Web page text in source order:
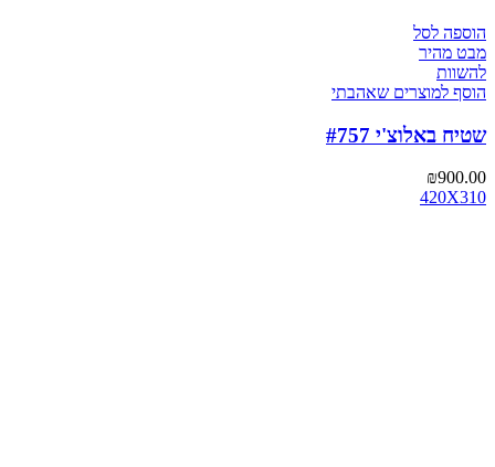
הוספה לסל
מבט מהיר
להשוות
הוסף למוצרים שאהבתי
שטיח באלוצ'י #757
₪900.00
420X310